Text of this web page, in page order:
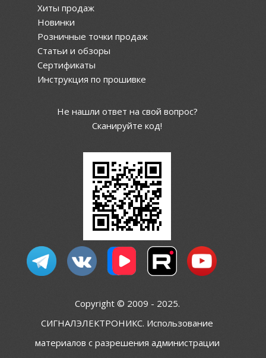
Хиты продаж
Новинки
Розничные точки продаж
Статьи и обзоры
Сертификаты
Инструкция по прошивке
Не нашли ответ на свой вопрос?
Сканируйте код!
Copyright © 2009 - 2025.
СИГНАЛЭЛЕКТРОНИКС. Использование
материалов с разрешения администрации